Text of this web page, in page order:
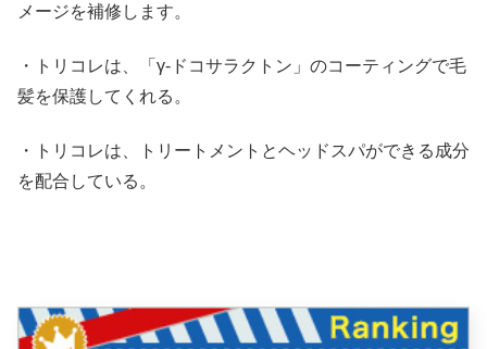
メージを補修します。
・トリコレは、「γ-ドコサラクトン」のコーティングで毛
髪を保護してくれる。
・トリコレは、トリートメントとヘッドスパができる成分
を配合している。